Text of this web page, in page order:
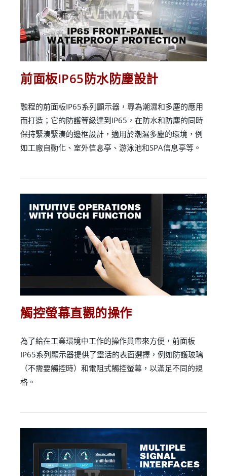
前面板IP65防水防塵設計
融程的前面板IP65系列顯示器，專為潮濕和多塵的應用
而打造；它的防護等級達到IP65，在防水和防塵的同時
保持緊湊緊湊的邊框設計，適用於潮濕多塵的環境，例
如工廠自動化、室外信息亭、游泳池和SPA信息亭等。
觸控螢幕直觀的操作
為了給在工業環境中工作的操作員帶來方便，前面板
IP65系列顯示器提供了靈活的表面選擇，例如防護玻璃
（不需要觸控時）和電阻式觸控螢幕，以滿足不同的規
格。